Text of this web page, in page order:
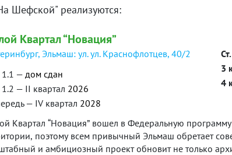
Шефской" реализуются:
Квартал “Новация”
Эльмаш: ул. ул. Краснофлотцев, 40/2
— дом сдан
— II квартал 2026
— IV квартал 2028
Ст.
3
4
Квартал “Новация” вошел в Федеральную
поэтому всем привычный Эльмаш обретает
и амбициозный проект обновит не только